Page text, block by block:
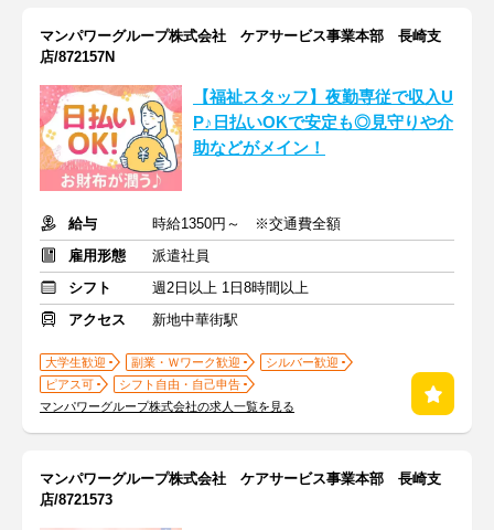
マンパワーグループ株式会社 ケアサービス事業本部 長崎支
店/872157N
【福祉スタッフ】夜勤専従で収入U
P♪日払いOKで安定も◎見守りや介
助などがメイン！
給与
時給1350円～ ※交通費全額
雇用形態
派遣社員
シフト
週2日以上 1日8時間以上
アクセス
新地中華街駅
大学生歓迎 副業・Ｗワーク歓迎
シルバー歓迎
ピアス可
シフト自由・自己申告
マンパワーグループ株式会社の求人一覧を見る
マンパワーグループ株式会社 ケアサービス事業本部 長崎支
店/8721573